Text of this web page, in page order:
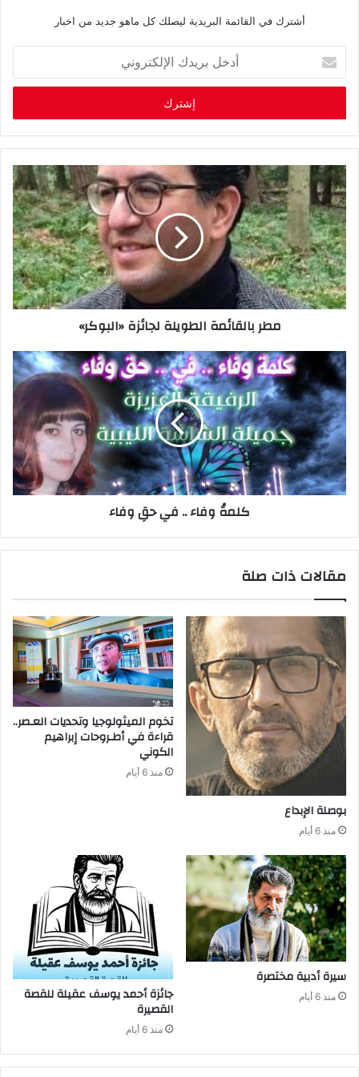
أشترك في القائمة البريدية ليصلك كل ماهو جديد من اخبار
خ
ب
ر
د
ك
ا
ل
إ
ل
ك
ت
ر
ي
مطر بالقائمة الطويلة لجائزة «البوكر»
كلمةُ وفاء .. في حقِ وفاء
مقالات ذات صلة
بوصلة‭ ‬الإبداع
منذ 6 أيام
‬الكوني
منذ 6 أيام
سيرة‭ ‬أدبية‭ ‬مختصرة
منذ 6 أيام
‬القصيرة
منذ 6 أيام